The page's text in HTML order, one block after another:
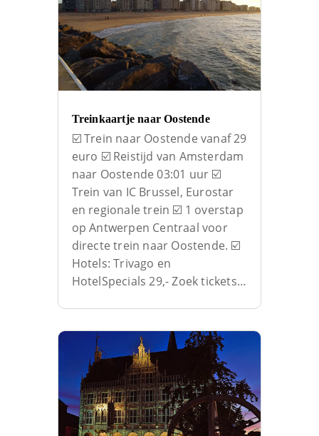
Treinkaartje naar Oostende
☑️ Trein naar Oostende vanaf 29
euro ☑️ Reistijd van Amsterdam
naar Oostende 03:01 uur ☑️
Trein van IC Brussel, Eurostar
en regionale trein ☑️ 1 overstap
op Antwerpen Centraal voor
directe trein naar Oostende. ☑️
Hotels: Trivago en
HotelSpecials 29,- Zoek tickets…